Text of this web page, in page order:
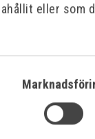
eller som